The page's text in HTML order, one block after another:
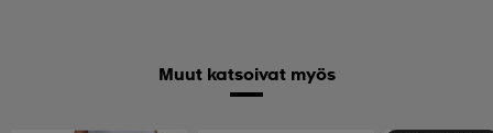
Muut katsoivat myös